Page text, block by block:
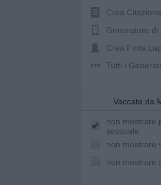
Crea Citazione
Generatore di
Crea Finta
Tutti i
Vaccate da
non mostrare
sessuale
non mostrare
non mostrare